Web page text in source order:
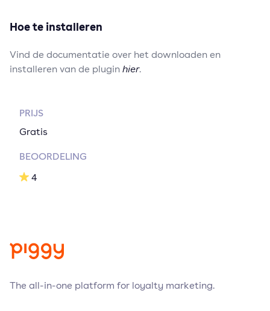
Hoe te installeren
Vind de documentatie over het downloaden en
installeren van de pluginhier.
PRIJS
Gratis
BEOORDELING
4
The all-in-one platform for loyalty marketing.